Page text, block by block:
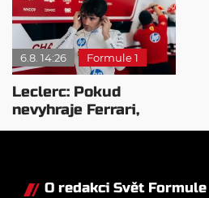
6.8. 14:26 Formule 1
Leclerc: Pokud
nevyhraje Ferrari,
přeji titul
O redakci Svět Formule